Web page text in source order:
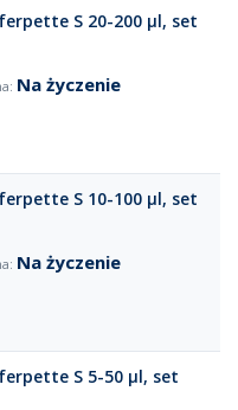
S 20-200 µl, set
Na życzenie
S 10-100 µl, set
Na życzenie
S 5-50 µl, set